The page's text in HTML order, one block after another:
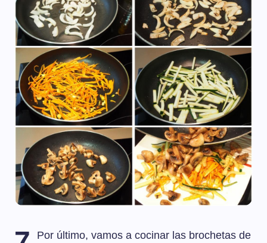
Por último, vamos a cocinar las brochetas de